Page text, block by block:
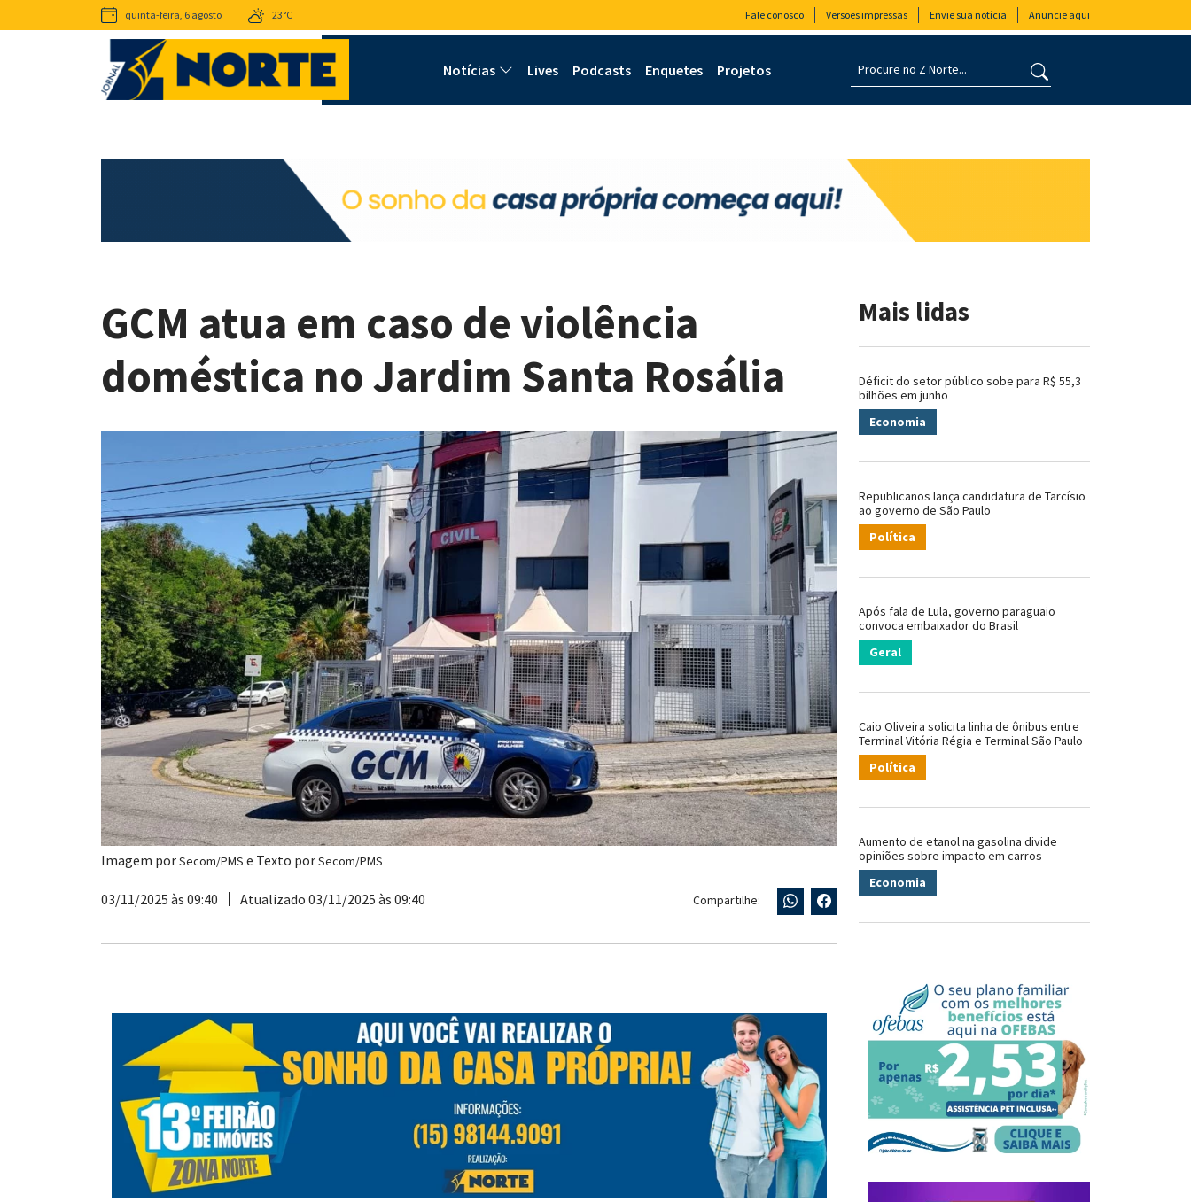
quinta-feira, 6 agosto 23°C Fale conosco Versões impressas Envie sua notícia Anuncie aqui
Notícias Lives Podcasts Enquetes Projetos
GCM atua em caso de violência
doméstica no Jardim Santa Rosália
Imagem porSecom/PMS e Texto porSecom/PMS
03/11/2025 às 09:40 Atualizado 03/11/2025 às 09:40 Compartilhe:
Mais lidas
Déficit do setor público sobe para R$ 55,3
bilhões em junho
Economia
Republicanos lança candidatura de Tarcísio
ao governo de São Paulo
Política
Após fala de Lula, governo paraguaio
convoca embaixador do Brasil
Geral
Caio Oliveira solicita linha de ônibus entre
Terminal Vitória Régia e Terminal São Paulo
Política
Aumento de etanol na gasolina divide
opiniões sobre impacto em carros
Economia